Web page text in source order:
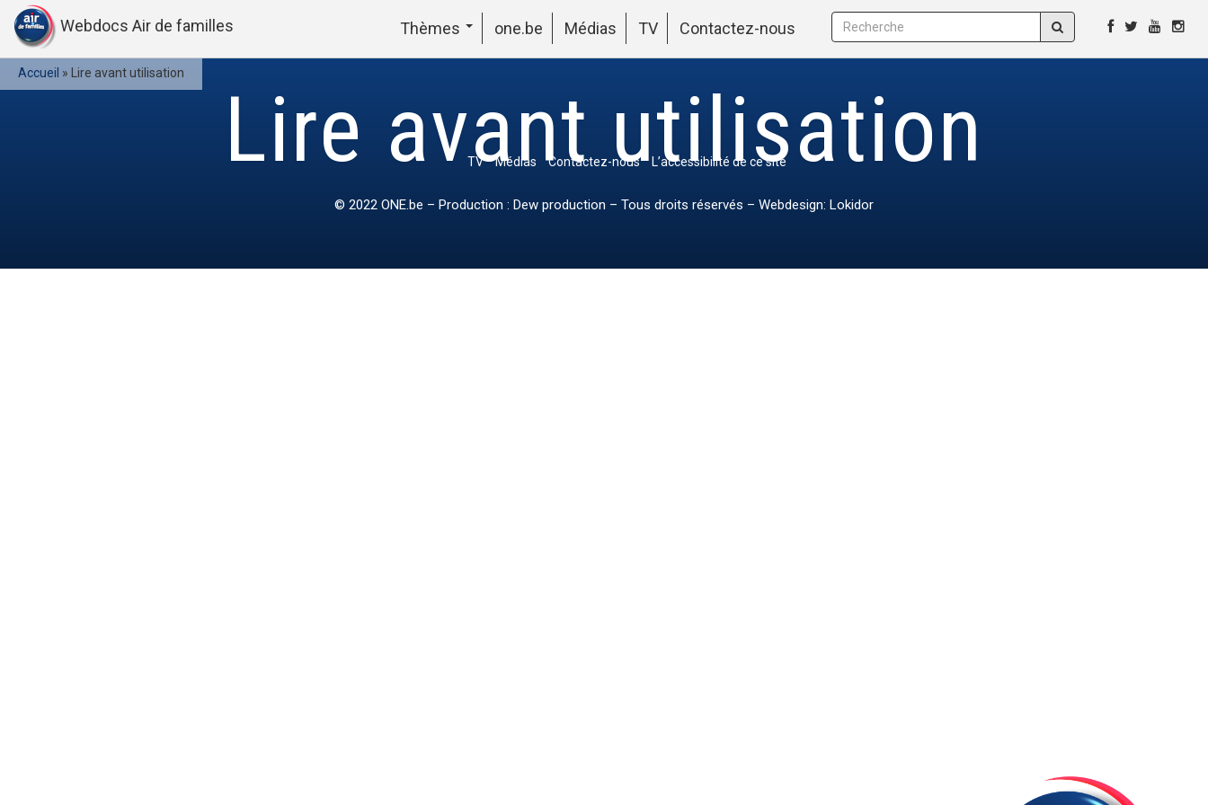
Webdocs Air de familles Thèmes one.be Médias TV Contactez-nous
Accueil » Lire avant utilisation
Lire avant utilisation
TV Médias Contactez-nous L’accessibilité de ce site
© 2022 ONE.be – Production : Dew production – Tous droits réservés – Webdesign: Lokidor